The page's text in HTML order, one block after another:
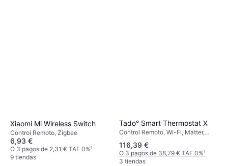
(RSD-M01)
Wi-Fi, Zigbee, IR, Apple HomeKit,
Samsung SmartThings, IFTTT
O 3 pagos de 13,94 € TAE 0%
7 tiendas
Xiaomi Mi Wireless Switch
Control Remoto, Zigbee
6,93 €
O 3 pagos de 2,31 € TAE 0%¹
9 tiendas
Tado° Smart Thermostat X
Control Remoto, Wi-Fi, Matter,
Amazon Alexa
116,39 €
O 3 pagos de 38,79 € TAE 0%¹
3 tiendas